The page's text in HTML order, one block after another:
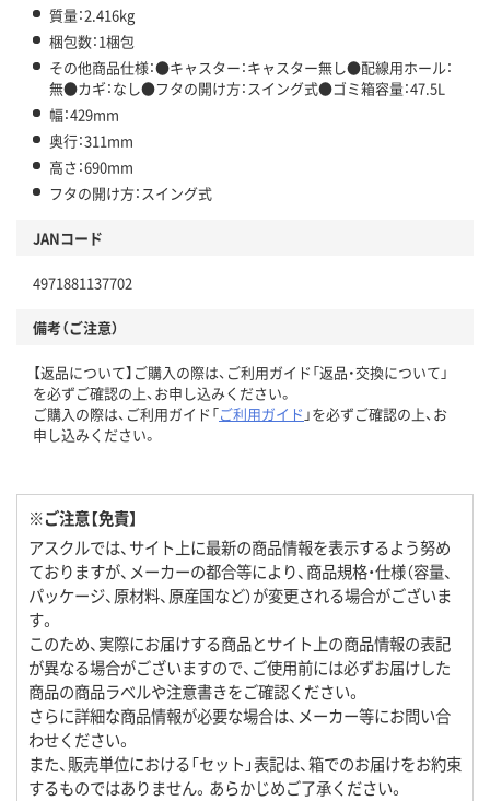
質量：2.416kg
梱包数：1梱包
その他商品仕様：●キャスター：キャスター無し●配線用ホール：
無●カギ：なし●フタの開け方：スイング式●ゴミ箱容量：47.5L
幅：429mm
奥行：311mm
高さ：690mm
フタの開け方：スイング式
JANコード
4971881137702
備考（ご注意）
【返品について】ご購入の際は、ご利用ガイド「返品・交換について」
を必ずご確認の上、お申し込みください。
ご購入の際は、ご利用ガイド「ご利用ガイド 」を必ずご確認の上、お
申し込みください。
※ご注意【免責】
アスクルでは、サイト上に最新の商品情報を表示するよう努め
ておりますが、メーカーの都合等により、商品規格・仕様（容量、
パッケージ、原材料、原産国など）が変更される場合がございま
す。
このため、実際にお届けする商品とサイト上の商品情報の表記
が異なる場合がございますので、ご使用前には必ずお届けした
商品の商品ラベルや注意書きをご確認ください。
さらに詳細な商品情報が必要な場合は、メーカー等にお問い合
わせください。
また、販売単位における「セット」表記は、箱でのお届けをお約束
するものではありません。あらかじめご了承ください。